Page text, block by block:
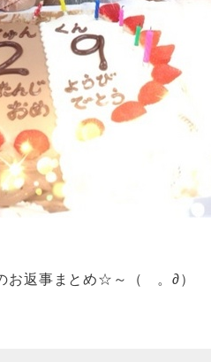
お返事まとめ☆～（ゝ。∂）